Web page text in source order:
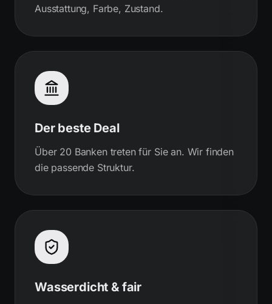
Ausstattung, Farbe, Zustand.
Der beste Deal
Über 20 Banken treten für Sie an. Wir finden
die passende Struktur.
Wasserdicht & fair